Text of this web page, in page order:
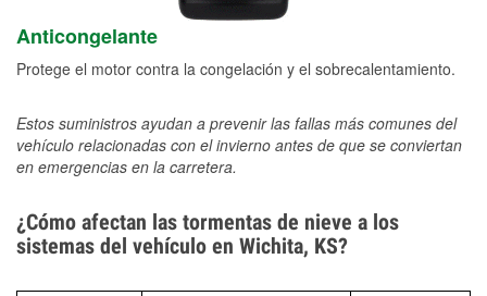
Anticongelante
Protege el motor contra la congelación y el sobrecalentamiento.
Estos suministros ayudan a prevenir las fallas más comunes del
vehículo relacionadas con el invierno antes de que se conviertan
en emergencias en la carretera.
¿Cómo afectan las tormentas de nieve a los
sistemas del vehículo en Wichita, KS?